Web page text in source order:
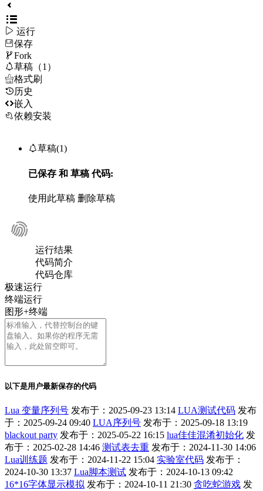
 运行
保存
Fork
草稿（1）
格式刷
历史
嵌入
依赖安装
草稿(1)
已保存 和 草稿代码:
使用此草稿 删除草稿
运行结果
代码简介
代码仓库
极速运行
终端运行
图形+终端
以下是用户最新保存的代码
Lua 变量序列号 发布于：2025-09-23 13:14 LUA测试代码 发布
于：2025-09-24 09:40 LUA序列号 发布于：2025-09-18 13:19
blackout party 发布于：2025-05-22 16:15 lua佳佳混淆初始化 发
布于：2025-02-28 14:46 测试表去重 发布于：2024-11-30 14:06
Lua训练题 发布于：2024-11-22 15:04 实验室代码 发布于：
2024-10-30 13:37 Lua脚本测试 发布于：2024-10-13 09:42
16*16字体显示模拟 发布于：2024-10-11 21:30 贪吃蛇游戏 发